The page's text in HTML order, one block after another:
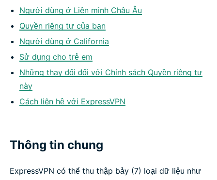
Người dùng ở Liên minh Châu Âu
Quyền riêng tư của bạn
Người dùng ở California
Sử dụng cho trẻ em
Những thay đổi đối với Chính sách Quyền riêng tư
này
Cách liên hệ với ExpressVPN
Thông tin chung
ExpressVPN có thể thu thập bảy (7) loại dữ liệu như